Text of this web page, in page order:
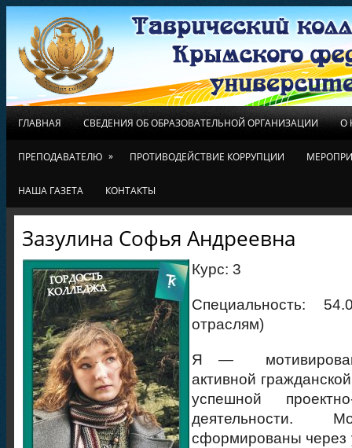
ГЛАВНАЯ СВЕДЕНИЯ ОБ ОБРАЗОВАТЕЛЬНОЙ ОРГАНИЗАЦИИ О
ПРЕПОДАВАТЕЛЮ » ПРОТИВОДЕЙСТВИЕ КОРРУПЦИИ
НАША ГАЗЕТА КОНТАКТЫ
Зазулина Софья Андреевна
Курс: 3
Специальность:
отраслям)
Я —
активной
успешной проектно-
деятельности.
сформированы через